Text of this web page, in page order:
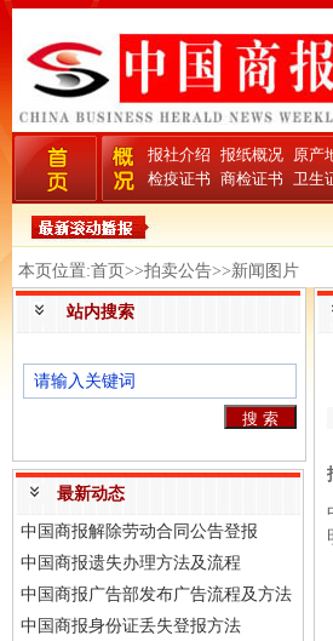
报社介绍 报纸概况 原产
检疫证书 商检证书 卫生
本页位置:首页>>拍卖公告>>新闻图片
站内搜索
最新动态
中国商报解除劳动合同公告登报
中国商报遗失办理方法及流程
中国商报广告部发布广告流程及方法
中国商报身份证丢失登报方法